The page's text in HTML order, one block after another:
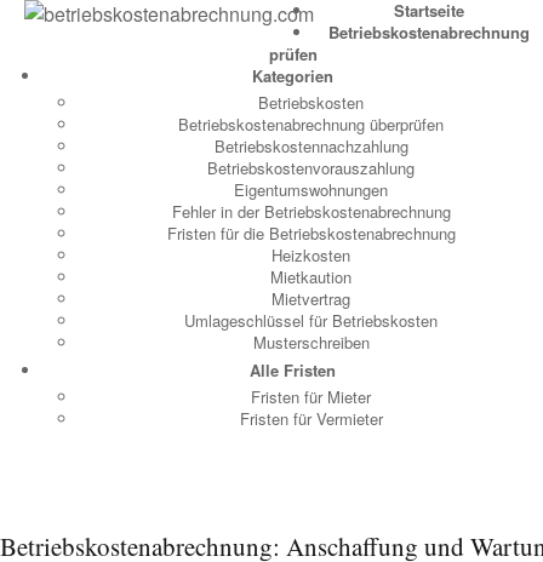
Startseite
Betriebskostenabrechnung
prüfen
Kategorien
Betriebskosten
Betriebskostenabrechnung überprüfen
Betriebskostennachzahlung
Betriebskostenvorauszahlung
Eigentumswohnungen
Fehler in der Betriebskostenabrechnung
Fristen für die Betriebskostenabrechnung
Heizkosten
Mietkaution
Mietvertrag
Umlageschlüssel für Betriebskosten
Musterschreiben
Alle Fristen
Fristen für Mieter
Fristen für Vermieter
Betriebskostenabrechnung: Anschaffung und